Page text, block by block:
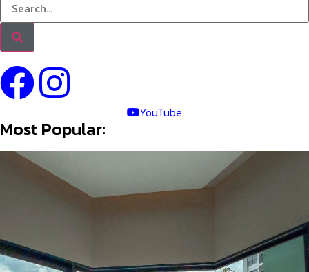
YouTube
Most Popular: